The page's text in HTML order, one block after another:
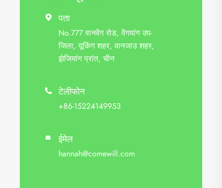
 पता
No.777 वानवेंग रोड, वेंगयांग उप-
जिला, यूकिंग शहर, वानजाउ शहर,
झेजियांग प्रांत, चीन
 टेलीफोन
+86-15224149953
 ईमेल
hannah@comewill.com